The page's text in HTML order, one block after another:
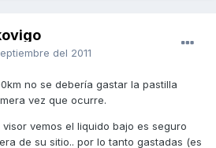
del 2011
no se debería gastar la pastilla
vez que ocurre.
vemos el liquido bajo es seguro
de su sitio.. por lo tanto gastadas (es